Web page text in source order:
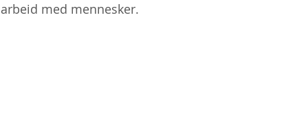
arbeid med mennesker.